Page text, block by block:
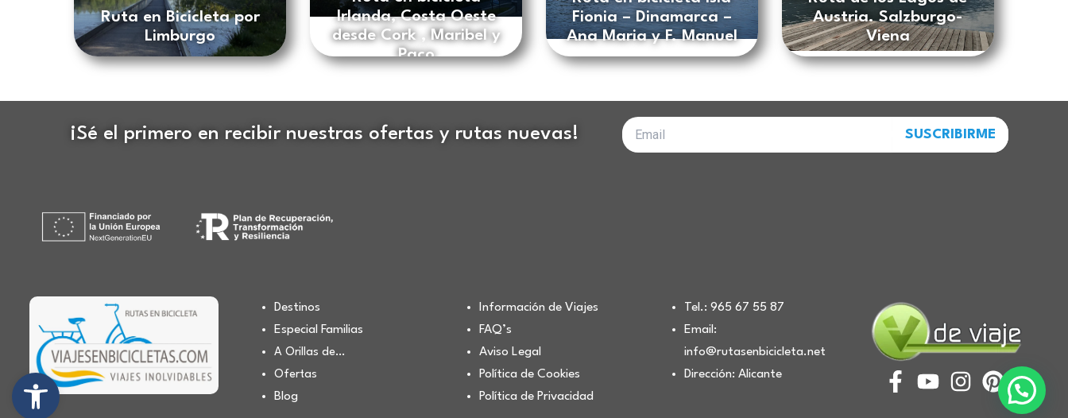
Abrir barra de herramientas
Ruta en Bicicleta por
Limburgo
Irlanda, Costa Oeste
desde Cork , Maribel y
Paco
Fionia – Dinamarca –
Ana Maria y F. Manuel
Austria. Salzburgo-
Viena
¡Sé el primero en recibir nuestras ofertas y rutas nuevas!
Tu
correo
SUSCRIBIRME
Destinos
Especial Familias
A Orillas de…
Ofertas
Blog
Información de Viajes
FAQ’s
Aviso Legal
Política de Cookies
Política de Privacidad
Tel.: 965 67 55 87
Email:
info@rutasenbicicleta.net
Dirección: Alicante
F
Y
I
P